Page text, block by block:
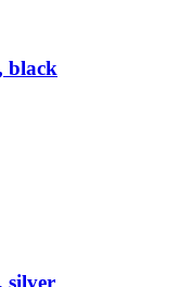
black
silver